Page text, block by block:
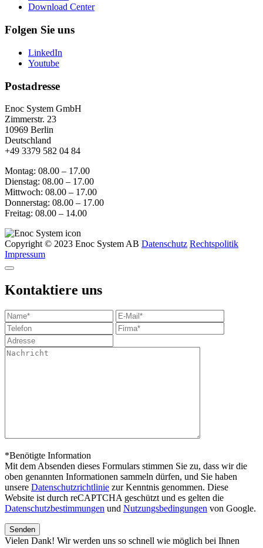
Download Center
Folgen Sie uns
LinkedIn
Youtube
Postadresse
Enoc System GmbH
Zimmerstr. 23
10969 Berlin
Deutschland
+49 3379 582 04 84
Montag: 08.00 – 17.00
Dienstag: 08.00 – 17.00
Mittwoch: 08.00 – 17.00
Donnerstag: 08.00 – 17.00
Freitag: 08.00 – 14.00
Copyright © 2023 Enoc System AB Datenschutz Rechtspolitik
Impressum
Kontaktiere uns
*Benötigte Information
Mit dem Absenden dieses Formulars stimmen Sie zu, dass wir die
oben genannten Informationen sammeln dürfen, und Sie haben
unsere Datenschutzrichtlinie zur Kenntnis genommen. Diese
Website ist durch reCAPTCHA geschützt und es gelten die
Datenschutzbestimmungen und Nutzungsbedingungen von Google.
Vielen Dank! Wir werden uns so schnell wie möglich bei Ihnen